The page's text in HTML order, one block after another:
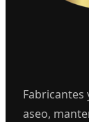
aseo,